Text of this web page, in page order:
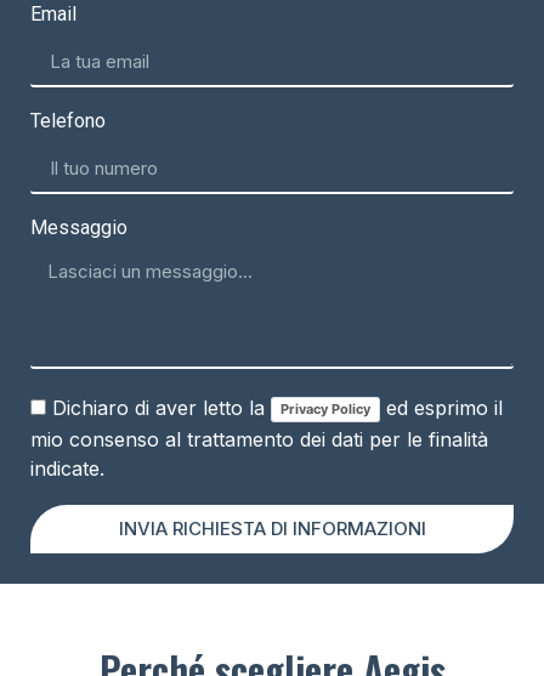
Email
Telefono
Messaggio
Dichiaro di aver letto la Privacy Policy
ed esprimo il
mio consenso al trattamento dei dati per le finalità
indicate.
INVIA RICHIESTA DI INFORMAZIONI